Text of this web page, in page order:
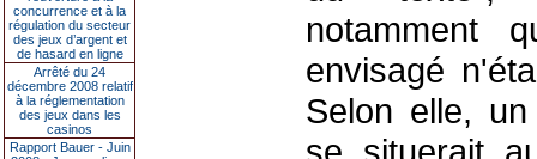
concurrence et à la
régulation du secteur
des jeux d’argent et
de hasard en ligne
Arrêté du 24
décembre 2008 relatif
à la réglementation
des jeux dans les
casinos
Rapport Bauer - Juin
notamment
envisagé
Selon elle,